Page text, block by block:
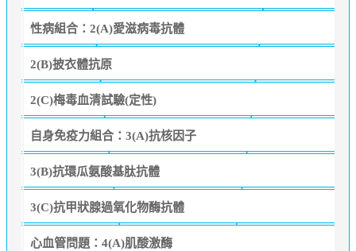
性病組合：2(A)愛滋病毒抗體
2(B)披衣體抗原
2(C)梅毒血清試驗(定性)
自身免疫力組合：3(A)抗核因子
3(B)抗環瓜氨酸基肽抗體
3(C)抗甲狀腺過氧化物酶抗體
心血管問題：4(A)肌酸激酶